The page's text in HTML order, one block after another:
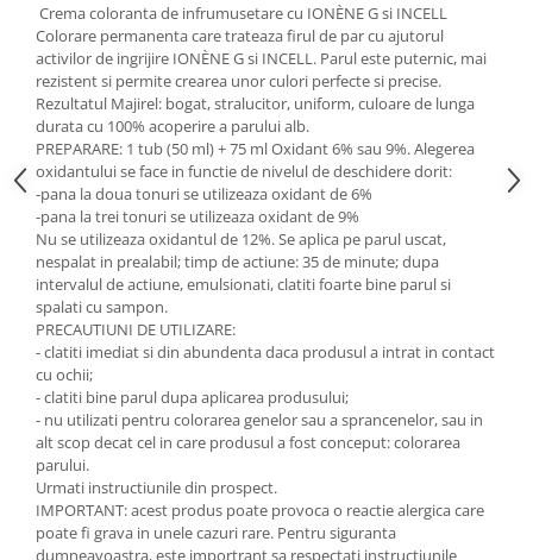
Crema coloranta de infrumusetare cu IONÈNE G si INCELL
Colorare permanenta care trateaza firul de par cu ajutorul
activilor de ingrijire IONÈNE G si INCELL. Parul este puternic, mai
rezistent si permite crearea unor culori perfecte si precise.
Rezultatul Majirel: bogat, stralucitor, uniform, culoare de lunga
durata cu 100% acoperire a parului alb.
PREPARARE: 1 tub (50 ml) + 75 ml Oxidant 6% sau 9%. Alegerea
oxidantului se face in functie de nivelul de deschidere dorit:
-pana la doua tonuri se utilizeaza oxidant de 6%
-pana la trei tonuri se utilizeaza oxidant de 9%
Nu se utilizeaza oxidantul de 12%. Se aplica pe parul uscat,
nespalat in prealabil; timp de actiune: 35 de minute; dupa
intervalul de actiune, emulsionati, clatiti foarte bine parul si
spalati cu sampon.
PRECAUTIUNI DE UTILIZARE:
- clatiti imediat si din abundenta daca produsul a intrat in contact
cu ochii;
- clatiti bine parul dupa aplicarea produsului;
- nu utilizati pentru colorarea genelor sau a sprancenelor, sau in
alt scop decat cel in care produsul a fost conceput: colorarea
parului.
Urmati instructiunile din prospect.
IMPORTANT: acest produs poate provoca o reactie alergica care
poate fi grava in unele cazuri rare. Pentru siguranta
dumneavoastra, este importrant sa respectati instructiunile